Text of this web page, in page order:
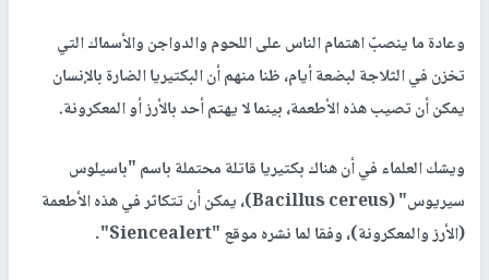
وعادة ما ينصبّ اهتمام الناس على اللحوم والدواجن والأسماك التي
تخزن في الثلاجة لبضعة أيام، ظنا منهم أن البكتيريا الضارة بالإنسان
يمكن أن تصيب هذه الأطعمة، بينما لا يهتم أحد بالأرز أو المعكرونة.
ويشك العلماء في أن هناك بكتيريا قاتلة محتملة باسم "باسيلوس
سيريوس" (Bacillus cereus)، يمكن أن تتكاثر في هذه الأطعمة
(الأرز والمعكرونة)، وفقا لما نشره موقع "Siencealert".